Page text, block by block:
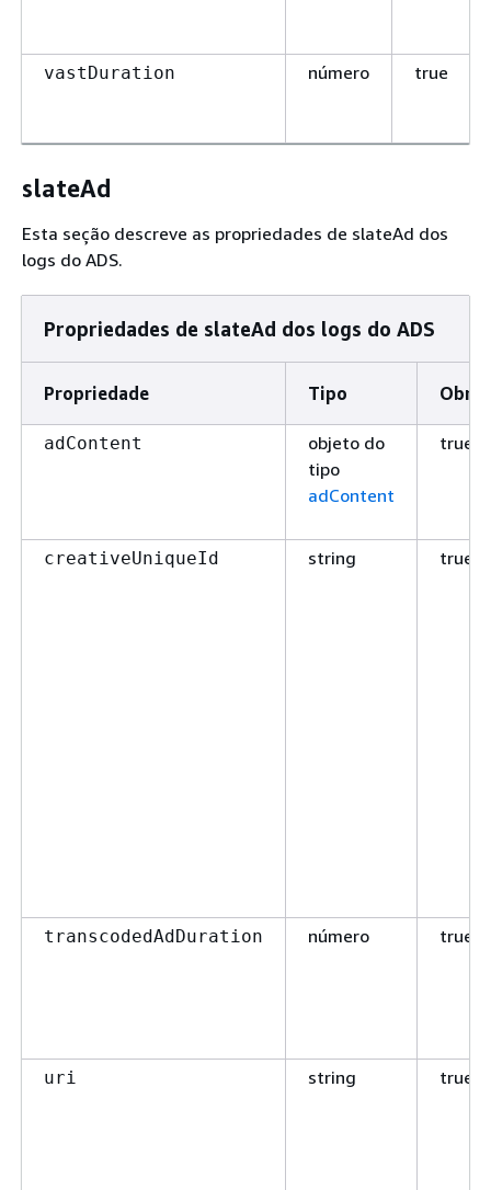
vastDuration número true
slateAd
Esta seção descreve as propriedades de slateAd dos
logs do ADS.
Propriedades de slateAd dos logs do ADS
Propriedade Tipo
adContent
objeto do
tipo
adContent
true
creativeUniqueId string true
transcodedAdDuration número true
uri string true